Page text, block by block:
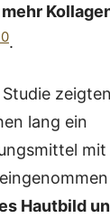
.
lang ein
mit
Hautbild